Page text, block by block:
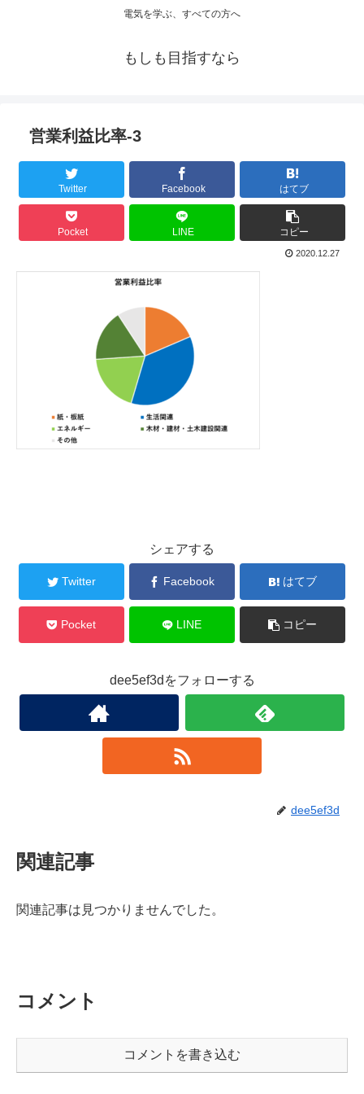
電気を学ぶ、すべての方へ
もしも目指すなら
営業利益比率-3
Twitter Facebook はてブ
Pocket LINE コピー
2020.12.27
シェアする
Twitter Facebook はてブ
Pocket LINE コピー
dee5ef3dをフォローする
dee5ef3d
関連記事
関連記事は見つかりませんでした。
コメント
コメントを書き込む